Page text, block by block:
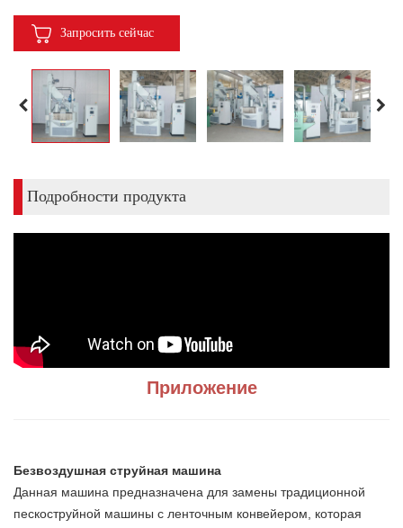
Запросить сейчас
Подробности продукта
Приложение
Безвоздушная струйная машина
Данная машина предназначена для замены традиционной
пескоструйной машины с ленточным конвейером, которая